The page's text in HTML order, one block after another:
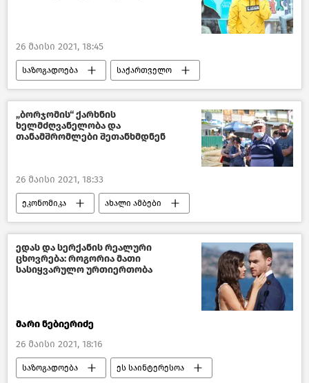
26 მაისი 2021, 18:45
საზოგადოება საქართველო
ყვითელი ამბები
„ბორჯომის“ ქარხნის
ხელმძღვანელობა და
თანამშრომლები შეთანხმდნენ
26 მაისი 2021, 18:33
ეკონომიკა ახალი ამბები
საქართველოს ეკონომიკა
საქართველო
ედას და სერქანის რეალური
ცხოვრება: როგორია მათი
სასიყვარულო ურთიერთობა
მარი ნებიერიძე
26 მაისი 2021, 18:16
საზოგადოება ეს საინტერესოა